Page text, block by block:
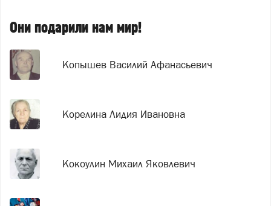
Они подарили нам мир!
Копышев Василий Афанасьевич
Корелина Лидия Ивановна
Кокоулин Михаил Яковлевич